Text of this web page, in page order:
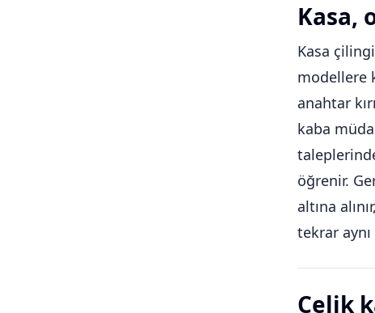
Kasa,
Kasa
modellere
anahtar
kaba
öğrenir.
altına
tekrar
Çelik